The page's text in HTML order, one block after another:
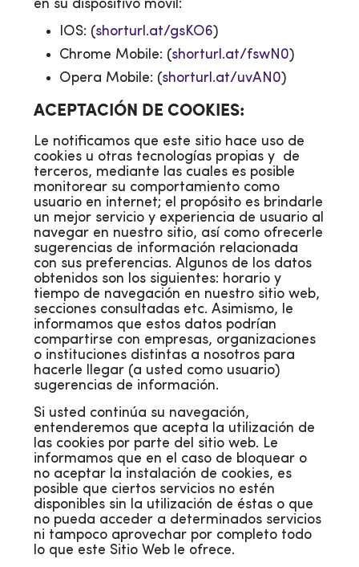
en su dispositivo móvil:
IOS: (shorturl.at/gsKO6)
Chrome Mobile: (shorturl.at/fswN0)
Opera Mobile: (shorturl.at/uvAN0)
ACEPTACIÓN DE COOKIES:
Le notificamos que este sitio hace uso de
cookies u otras tecnologías propias y de
terceros, mediante las cuales es posible
monitorear su comportamiento como
usuario en internet; el propósito es brindarle
un mejor servicio y experiencia de usuario al
navegar en nuestro sitio, así como ofrecerle
sugerencias de información relacionada
con sus preferencias. Algunos de los datos
obtenidos son los siguientes: horario y
tiempo de navegación en nuestro sitio web,
secciones consultadas etc. Asimismo, le
informamos que estos datos podrían
compartirse con empresas, organizaciones
o instituciones distintas a nosotros para
hacerle llegar (a usted como usuario)
sugerencias de información.
Si usted continúa su navegación,
entenderemos que acepta la utilización de
las cookies por parte del sitio web. Le
informamos que en el caso de bloquear o
no aceptar la instalación de cookies, es
posible que ciertos servicios no estén
disponibles sin la utilización de éstas o que
no pueda acceder a determinados servicios
ni tampoco aprovechar por completo todo
lo que este Sitio Web le ofrece.